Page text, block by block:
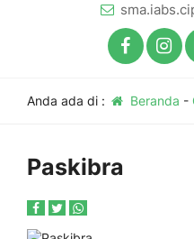
Anda ada di : Beranda -
Paskibra